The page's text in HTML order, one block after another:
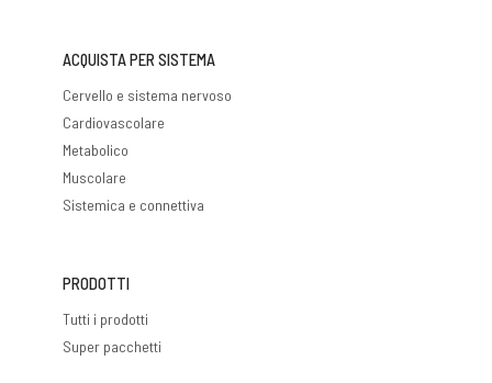
ACQUISTA PER SISTEMA
Cervello e sistema nervoso
Cardiovascolare
Metabolico
Muscolare
Sistemica e connettiva
PRODOTTI
Tutti i prodotti
Super pacchetti